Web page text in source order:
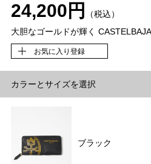
24,200円
（税込）
大胆なゴールドが輝く
お気に入り登録
カラーとサイズを選択
ブラック